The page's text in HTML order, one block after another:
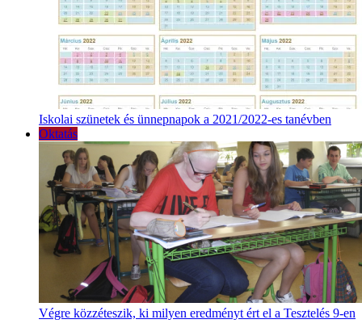
Iskolai szünetek és ünnepnapok a 2021/2022-es tanévben
Oktatás
Végre közzéteszik, ki milyen eredményt ért el a Tesztelés 9-en